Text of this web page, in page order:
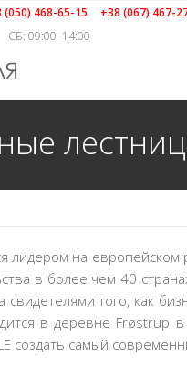
(050) 468-65-15
+38 (067) 467-
CБ: 09:00–14:00
лидером на
в более чем 40
свидетелями того, как
в деревне Frøstrup
создать самый